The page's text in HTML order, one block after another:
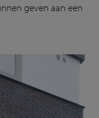
geven aan een